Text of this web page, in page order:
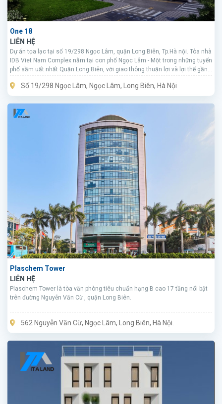
One 18
LIÊN HỆ
Dự án tọa lạc tại số 19/298 Ngọc Lâm, quận Long Biên, Tp.Hà nội. Tòa nhà
IDB Viet Nam Complex nằm tại con phố Ngọc Lâm - Một trong những tuyến
phố sầm uất nhất Quận Long Biên, với giao thông thuận lợi và lợi thế gần
từ vị trí địa lý của dự án
Số 19/298 Ngọc Lâm, Ngọc Lâm, Long Biên, Hà Nội
Plaschem Tower
LIÊN HỆ
Plaschem Tower là tòa văn phòng tiêu chuẩn hạng B cao 17 tầng nổi bật
trên đường Nguyễn Văn Cừ , quận Long Biên.
562 Nguyễn Văn Cừ, Ngọc Lâm, Long Biên, Hà Nội.